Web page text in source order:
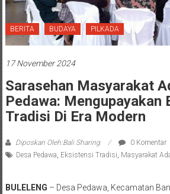
BERITA BUDAYA PILKADA
17 November 2024
Sarasehan Masyarakat
Pedawa: Mengupayakan
Tradisi Di Era Modern
Diposkan Oleh:Bali Sharing
0 Komentar
Desa Pedawa Eksistensi Tradisi Masyarakat
BULELENG – Desa Pedawa, Kecamatan